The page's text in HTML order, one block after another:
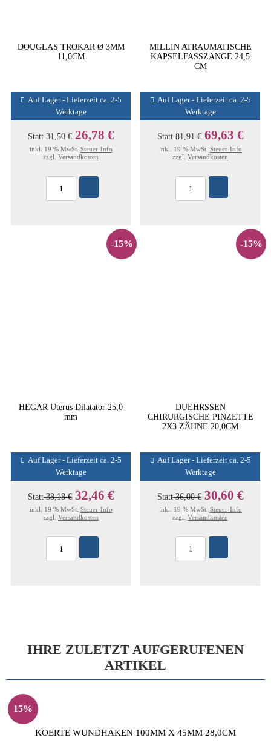
DOUGLAS TROKAR Ø 3MM
11,0CM
Auf Lager - Lieferzeit ca. 2-5
Werktage
Statt31,50 € 26,78 €
inkl. 19 % MwSt. Steuer-Info
zzgl. Versandkosten
MILLIN ATRAUMATISCHE
KAPSELFASSZANGE 24,5
CM
Auf Lager - Lieferzeit ca. 2-5
Werktage
Statt81,91 € 69,63 €
inkl. 19 % MwSt. Steuer-Info
zzgl. Versandkosten
-15%
HEGAR Uterus Dilatator 25,0
mm
Auf Lager - Lieferzeit ca. 2-5
Werktage
Statt38,18 € 32,46 €
inkl. 19 % MwSt. Steuer-Info
zzgl. Versandkosten
-15%
DUEHRSSEN
CHIRURGISCHE PINZETTE
2X3 ZÄHNE 20,0CM
Auf Lager - Lieferzeit ca. 2-5
Werktage
Statt36,00 € 30,60 €
inkl. 19 % MwSt. Steuer-Info
zzgl. Versandkosten
IHRE ZULETZT AUFGERUFENEN
ARTIKEL
15%
KOERTE WUNDHAKEN 100MM X 45MM 28,0CM